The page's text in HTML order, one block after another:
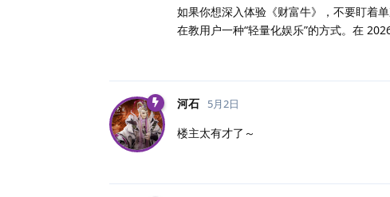
如果你想深入体验《财富牛》，不要盯着
在教用户一种“轻量化娱乐”的方式。在
河石 5月2日
楼主太有才了～